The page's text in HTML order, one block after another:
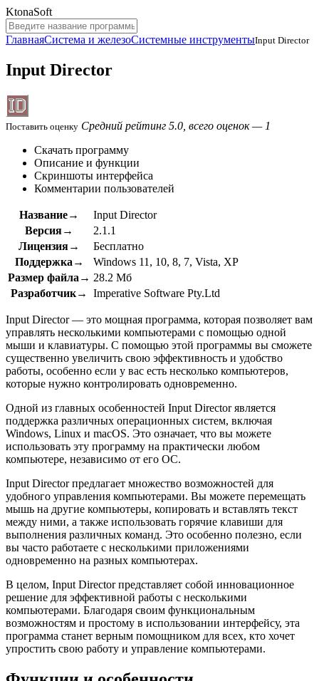
KtonaSoft
ГлавнаяСистема и железоСистемные инструментыInput Director
Input Director
Поставить оценку Средний рейтинг 5.0, всего оценок — 1
Скачать программу
Описание и функции
Скриншоты интерфейса
Комментарии пользователей
Название→
Input Director
Версия→
2.1.1
Лицензия→
Бесплатно
Поддержка→
Windows 11, 10, 8, 7, Vista, XP
Размер файла→ 28.2 Мб
Разработчик→
Imperative Software Pty.Ltd
Input Director — это мощная программа, которая позволяет вам
управлять несколькими компьютерами с помощью одной
мыши и клавиатуры. С помощью этой программы вы сможете
существенно увеличить свою эффективность и удобство
работы, особенно если у вас есть несколько компьютеров,
которые нужно контролировать одновременно.
Одной из главных особенностей Input Director является
поддержка различных операционных систем, включая
Windows, Linux и macOS. Это означает, что вы можете
использовать эту программу на практически любом
компьютере, независимо от его ОС.
Input Director предлагает множество возможностей для
удобного управления компьютерами. Вы можете перемещать
мышь на другие компьютеры, копировать и вставлять текст
между ними, а также использовать горячие клавиши для
выполнения различных команд. Это особенно полезно, если
вы часто работаете с несколькими приложениями
одновременно на разных компьютерах.
В целом, Input Director представляет собой инновационное
решение для эффективной работы с несколькими
компьютерами. Благодаря своим функциональным
возможностям и простому в использовании интерфейсу, эта
программа станет верным помощником для всех, кто хочет
упростить свою работу и управление компьютерами.